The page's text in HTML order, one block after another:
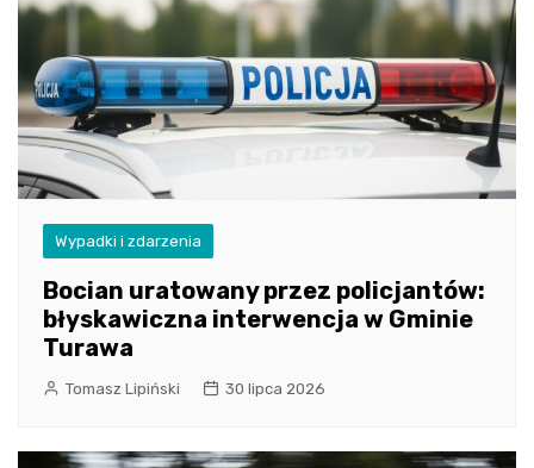
Wypadki i zdarzenia
Bocian uratowany przez policjantów:
błyskawiczna interwencja w Gminie
Turawa
Tomasz Lipiński 30 lipca 2026